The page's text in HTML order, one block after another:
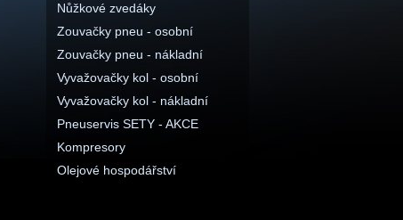
Nůžkové zvedáky
Zouvačky pneu - osobní
Zouvačky pneu - nákladní
Vyvažovačky kol - osobní
Vyvažovačky kol - nákladní
Pneuservis SETY - AKCE
Kompresory
Olejové hospodářství